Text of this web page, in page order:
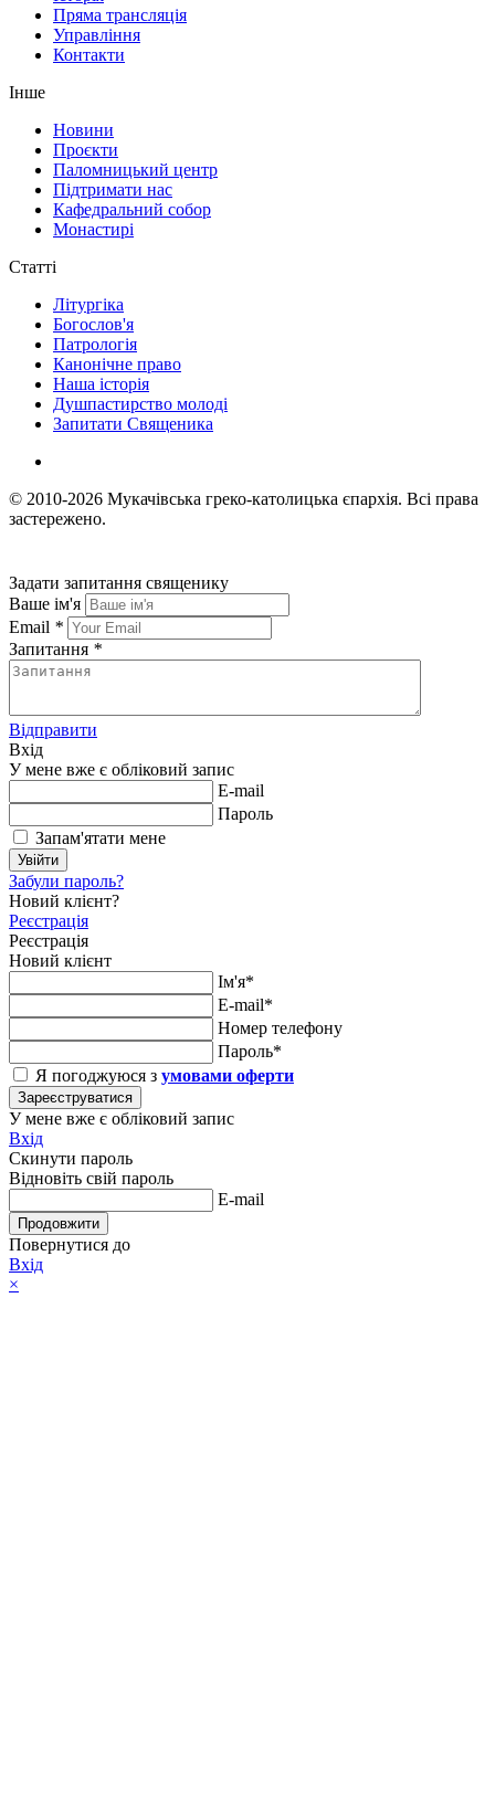
Пряма трансляція
Управління
Контакти
Інше
Новини
Проєкти
Паломницький центр
Підтримати нас
Кафедральний собор
Монастирі
Статті
Літургіка
Богослов'я
Патрологія
Канонічне право
Наша історія
Душпастирство молоді
Запитати Священика
© 2010-2026 Мукачівська греко-католицька єпархія. Всі права
застережено.
Задати запитання священику
Ваше ім'я
Email *
Запитання *
Відправити
Вхід
У мене вже є обліковий запис
E-mail
Пароль
Запам'ятати мене
Увійти
Забули пароль?
Новий клієнт?
Реєстрація
Реєстрація
Новий клієнт
Ім'я*
E-mail*
Номер телефону
Пароль*
Я погоджуюся з умовами оферти
Зареєструватися
У мене вже є обліковий запис
Вхід
Скинути пароль
Відновіть свій пароль
E-mail
Продовжити
Повернутися до
Вхід
×